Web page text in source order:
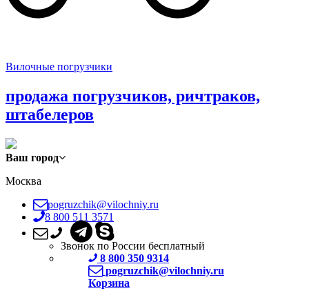
Вилочные погрузчики
продажа погрузчиков, ричтраков,
штабелеров
Ваш город
Москва
pogruzchik@vilochniy.ru
8 800 511 3571
Звонок по России бесплатный
8 800 350 9314
pogruzchik@vilochniy.ru
Корзина